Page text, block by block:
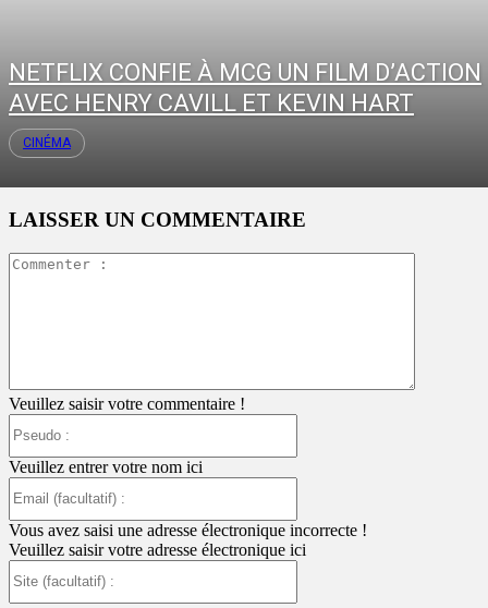
NETFLIX CONFIE À MCG UN FILM D’ACTION
AVEC HENRY CAVILL ET KEVIN HART
CINÉMA
LAISSER UN COMMENTAIRE
Veuillez saisir votre commentaire !
Veuillez entrer votre nom ici
:
Vous avez saisi une adresse électronique incorrecte !
Veuillez saisir votre adresse électronique ici